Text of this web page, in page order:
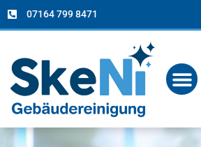
07164 799 8471